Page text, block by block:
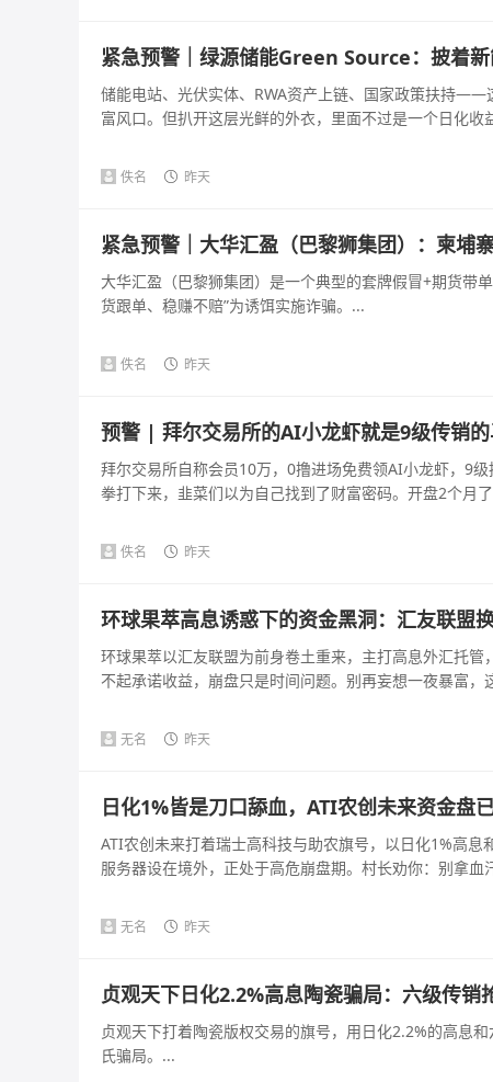
紧急预警｜绿源储能Green Source：披着
储能电站、光伏实体、RWA资产上链、国家政策扶持——
富风口。但扒开这层光鲜的外衣，里面不过是一个日化收
佚名 昨天
紧急预警｜大华汇盈（巴黎狮集团）：柬埔
大华汇盈（巴黎狮集团）是一个典型的套牌假冒+期货带
货跟单、稳赚不赔”为诱饵实施诈骗。...
佚名 昨天
预警 | 拜尔交易所的AI小龙虾就是9级传销
拜尔交易所自称会员10万，0撸进场免费领AI小龙虾，9
拳打下来，韭菜们以为自己找到了财富密码。开盘2个月
佚名 昨天
环球果萃高息诱惑下的资金黑洞：汇友联盟
环球果萃以汇友联盟为前身卷土重来，主打高息外汇托
不起承诺收益，崩盘只是时间问题。别再妄想一夜暴富，
无名 昨天
日化1%皆是刀口舔血，ATI农创未来资金盘
ATI农创未来打着瑞士高科技与助农旗号，以日化1%高息
服务器设在境外，正处于高危崩盘期。村长劝你：别拿血
无名 昨天
贞观天下日化2.2%高息陶瓷骗局：六级传
贞观天下打着陶瓷版权交易的旗号，用日化2.2%的高息
氏骗局。...